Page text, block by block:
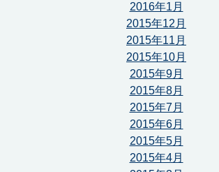
2016年1月
2015年12月
2015年11月
2015年10月
2015年9月
2015年8月
2015年7月
2015年6月
2015年5月
2015年4月